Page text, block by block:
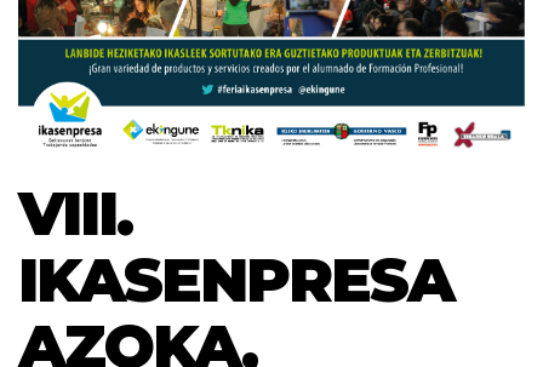
VIII.
IKASENPRESA
AZOKA,